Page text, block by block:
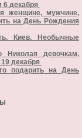
6 декабря
женщине, мужчине,
на День Рождения
Киев. Необычные
Николая девочкам,
декабря
подарить на День